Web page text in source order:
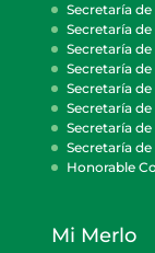
Secretaría
Secretaría
Secretaría
Secretaría
Secretaría
Secretaría
Secretaría
Secretaría
Honorable
Mi Merlo